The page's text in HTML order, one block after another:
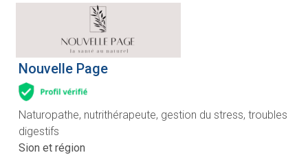
Nouvelle Page
Naturopathe, nutrithérapeute, gestion du stress, troubles
digestifs
Sion et région